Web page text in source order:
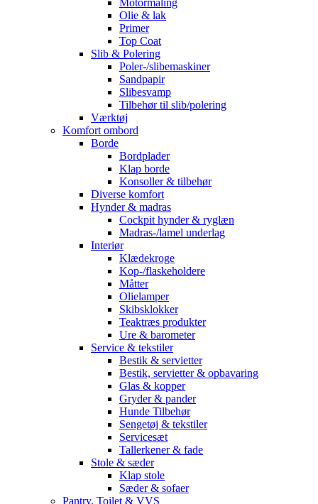
Motormaling
Olie & lak
Primer
Top Coat
Slib & Polering
Poler-/slibemaskiner
Sandpapir
Slibesvamp
Tilbehør til slib/polering
Værktøj
Komfort ombord
Borde
Bordplader
Klap borde
Konsoller & tilbehør
Diverse komfort
Hynder & madras
Cockpit hynder & ryglæn
Madras-/lamel underlag
Interiør
Klædekroge
Kop-/flaskeholdere
Måtter
Olielamper
Skibsklokker
Teaktræs produkter
Ure & barometer
Service & tekstiler
Bestik & servietter
Bestik, servietter & opbavaring
Glas & kopper
Gryder & pander
Hunde Tilbehør
Sengetøj & tekstiler
Servicesæt
Tallerkener & fade
Stole & sæder
Klap stole
Sæder & sofaer
Pantry, Toilet & VVS